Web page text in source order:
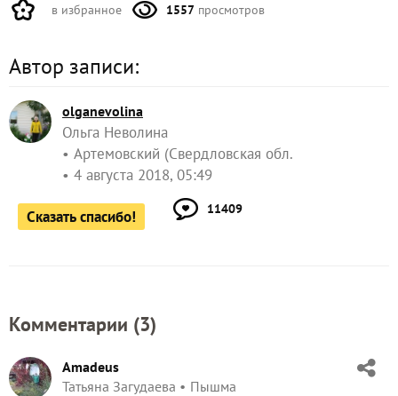
в избранное 1557 просмотров
Автор записи:
olganevolina
Ольга Неволина
Артемовский (Свердловская обл.
4 августа 2018, 05:49
Сказать спасибо! 11409
Комментарии (3)
Amadeus
Татьяна Загудаева
Пышма